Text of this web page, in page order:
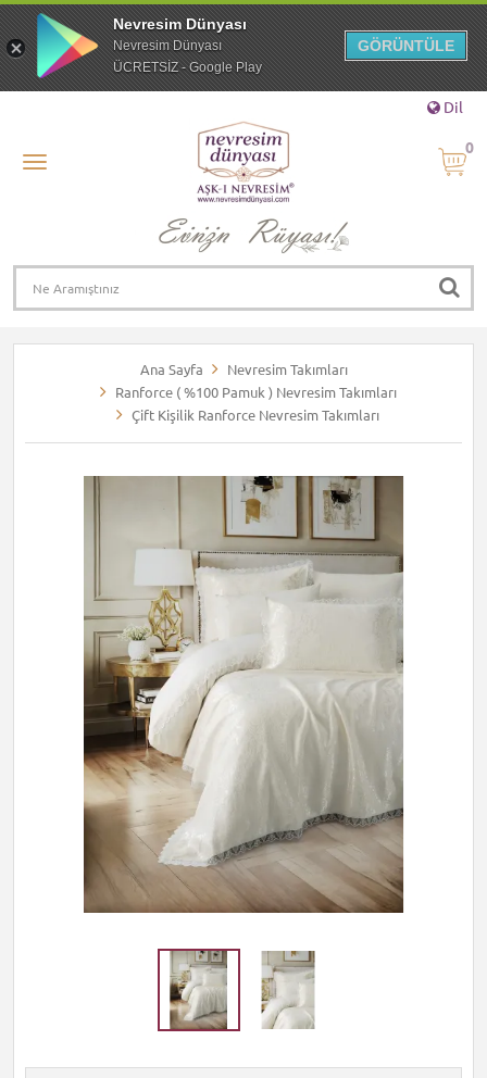
Dil
0
Ana Sayfa
Nevresim Takımları
Ranforce ( %100 Pamuk ) Nevresim Takımları
Çift Kişilik Ranforce Nevresim Takımları
Nevresim Dünyası
Nevresim Dünyası
ÜCRETSİZ - Google Play
GÖRÜNTÜLE